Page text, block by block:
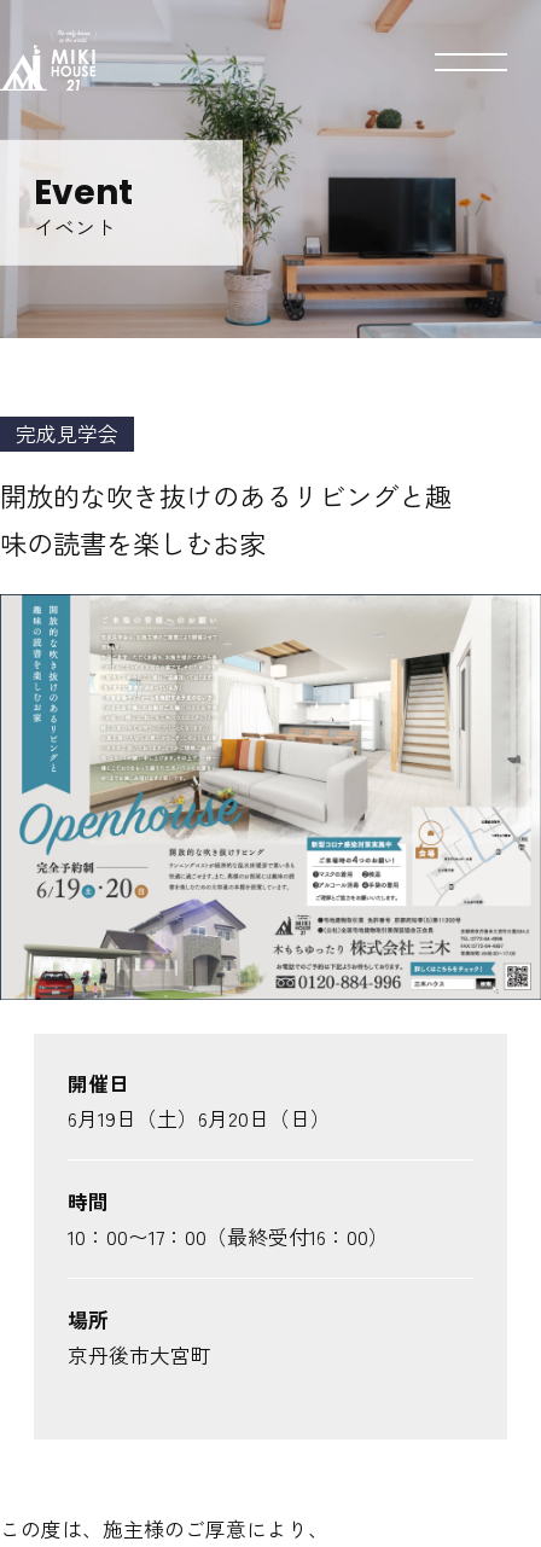
Event
イベント
完成見学会
開放的な吹き抜けのあるリビングと趣
味の読書を楽しむお家
開催日
6月19日（土）6月20日（日）
時間
10：00〜17：00（最終受付16：00）
場所
京丹後市大宮町
この度は、施主様のご厚意により、